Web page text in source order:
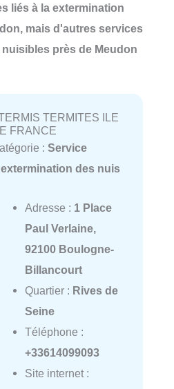
liés à la extermination
mais d'autres services
près de Meudon
TERMITES ILE
FRANCE
: Service
des nuis
Adresse : 1 Place
Paul Verlaine,
92100 Boulogne-
Billancourt
Quartier : Rives de
Seine
Téléphone :
+33614099093
Site internet :